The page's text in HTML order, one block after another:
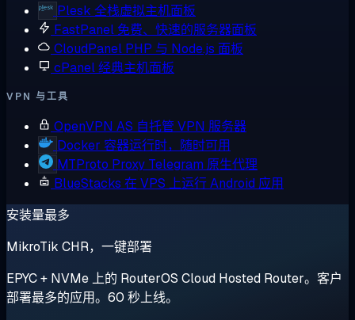
Plesk 全栈虚拟主机面板
FastPanel 免费、快速的服务器面板
CloudPanel PHP 与 Node.js 面板
cPanel经典主机面板
VPN 与工具
OpenVPN AS 自托管 VPN 服务器
Docker 容器运行时，随时可用
MTProto Proxy Telegram 原生代理
BlueStacks 在 VPS 上运行 Android 应用
安装量最多
MikroTik CHR，一键部署
EPYC + NVMe 上的 RouterOS Cloud Hosted Router。客户
部署最多的应用。60 秒上线。